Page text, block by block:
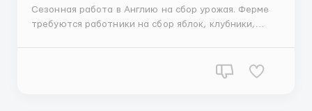
Сезонная работа в Англию на сбор урожая. Ферме
требуются работники на сбор яблок, клубники,